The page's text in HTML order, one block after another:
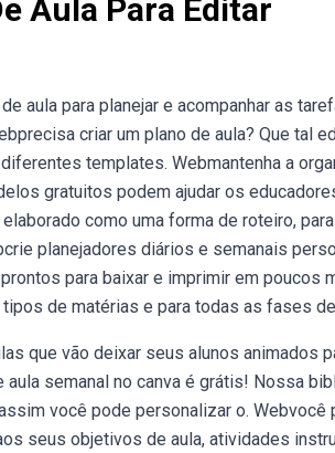
Aula Para Editar
aula para planejar e acompanhar as
criar um plano de aula? Que tal
templates. Webmantenha a
gratuitos podem ajudar os
como uma forma de roteiro,
planejadores diários e semanais
para baixar e imprimir em poucos
de matérias e para todas as fases
que vão deixar seus alunos animados
aula semanal no canva é grátis! Nossa
você pode personalizar o.
seus objetivos de aula, atividades